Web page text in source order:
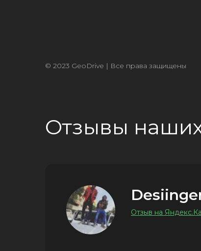
© 2023 GeoDrive | Все права защищены
Отзывы
Отзыв на